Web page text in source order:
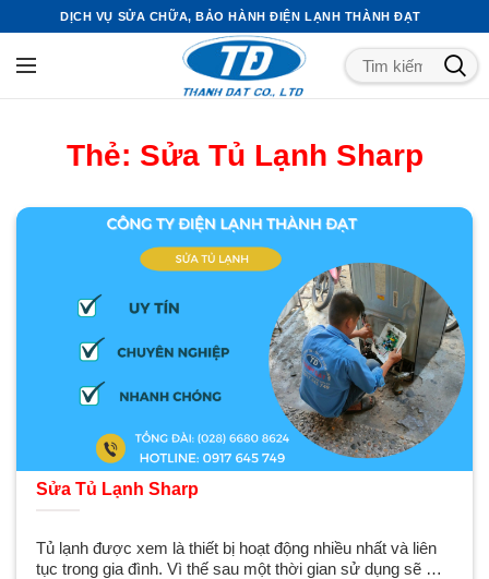
DỊCH VỤ SỬA CHỮA, BẢO HÀNH ĐIỆN LẠNH THÀNH ĐẠT
Thẻ: Sửa Tủ Lạnh Sharp
Sửa Tủ Lạnh Sharp
Tủ lạnh được xem là thiết bị hoạt động nhiều nhất và liên
tục trong gia đình. Vì thế sau một thời gian sử dụng sẽ …